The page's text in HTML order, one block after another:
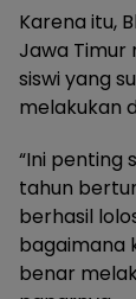
Karena itu,
Jawa Timur
siswi yang
melakukan
“Ini penting
tahun
berhasil
bagaimana
benar